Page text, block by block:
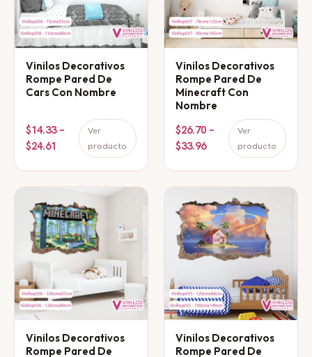
Vinilos Decorativos
Rompe Pared De
Cars Con Nombre
$14.33 –
$24.61
Ver
producto
Vinilos Decorativos
Rompe Pared De
Minecraft Con
Nombre
$26.70 –
$33.96
Ver
producto
Vinilos Decorativos
Rompe Pared De
Vinilos Decorativos
Rompe Pared De